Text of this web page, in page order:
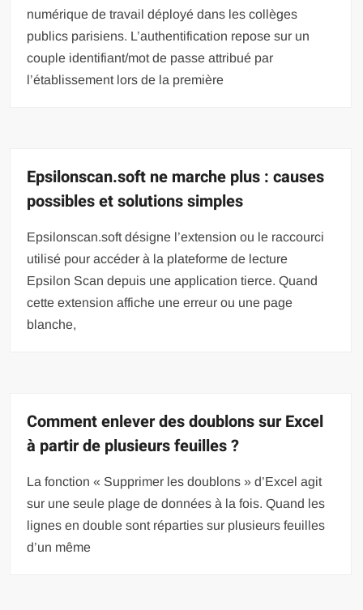
numérique de travail déployé dans les collèges
publics parisiens. L’authentification repose sur un
couple identifiant/mot de passe attribué par
l’établissement lors de la première
Epsilonscan.soft ne marche plus : causes
possibles et solutions simples
Epsilonscan.soft désigne l’extension ou le raccourci
utilisé pour accéder à la plateforme de lecture
Epsilon Scan depuis une application tierce. Quand
cette extension affiche une erreur ou une page
blanche,
Comment enlever des doublons sur Excel
à partir de plusieurs feuilles ?
La fonction « Supprimer les doublons » d’Excel agit
sur une seule plage de données à la fois. Quand les
lignes en double sont réparties sur plusieurs feuilles
d’un même